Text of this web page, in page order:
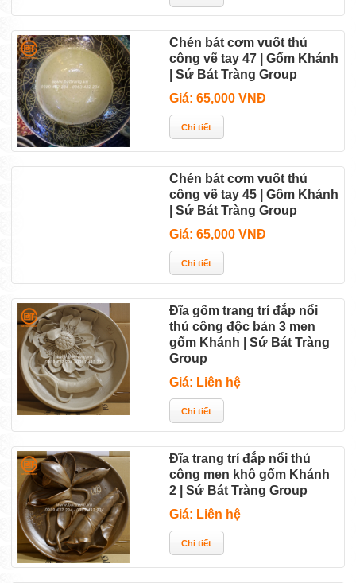
Chén bát cơm vuốt thủ
công vẽ tay 47 | Gốm Khánh
| Sứ Bát Tràng Group
Giá: 65,000 VNĐ
Chén bát cơm vuốt thủ
công vẽ tay 45 | Gốm Khánh
| Sứ Bát Tràng Group
Giá: 65,000 VNĐ
Đĩa gốm trang trí đắp nổi
thủ công độc bản 3 men
gốm Khánh | Sứ Bát Tràng
Group
Giá: Liên hệ
Đĩa trang trí đắp nổi thủ
công men khô gốm Khánh
2 | Sứ Bát Tràng Group
Giá: Liên hệ